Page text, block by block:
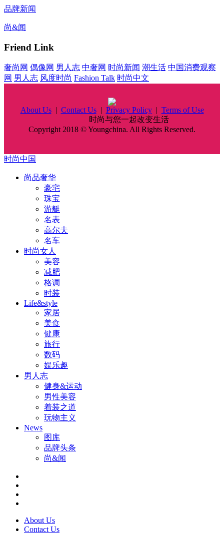
品牌新闻
尚&闻
Friend Link
奢尚网 偶像网 男人志 中奢网 时尚新闻 潮生活 中国消费观察
网 男人志 风度时尚 Fashion Talk 时尚中文
About Us| Contact Us| Privacy Policy| Terms of Use
时尚与您一起改变生活
Copyright 2018 © Youngchina. All Rights Reserved.
时尚中国
尚品奢华
豪宅
珠宝
游艇
名表
高尔夫
名车
时尚女人
美容
减肥
格调
时装
Life&style
家居
美食
健康
旅行
数码
娱乐趣
男人志
健身&运动
男性美容
着装之道
玩物主义
News
图库
品牌头条
尚&闻
About Us
Contact Us